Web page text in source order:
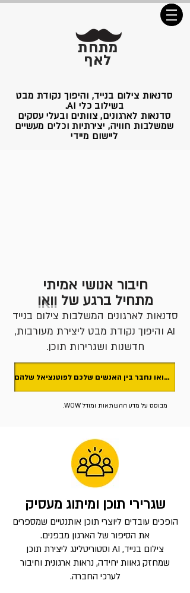
מתחת
לאף
סדנאות צילום בנייד, והיפוך נקודת מבט
בשילוב כלי AI.
סדנאות לארגונים, צוותים ובעלי עסקים
שמשלבות חוויה, יצירתיות וכלים מעשיים
ליישום מיידי
חיבור אנושי אמיתי
מתחיל ברגע שלוואו
סדנאות לארגונים המשלבות צילום בנייד
AI והיפוך נקודת מבט ליצירת מעורבות,
חדשנות ושגרירות תוכן.
בואו נחבר בין האנשים שלכם לפוטנציאל שלהם 🙃
מבוסס על מדע ההשתאות ומודל WOW.
שגרירי תוכן ומיתוג מעסיק
הופכים עובדים ליוצרי תוכן אותנטיים שמספרים
את הסיפור של הארגון מבפנים.
צילום בנייד, AI וסטוריטלינג ליצירת תוכן
שמחזק גאוות יחידה, נראות ארגונית וחיבור
לערכי החברה.